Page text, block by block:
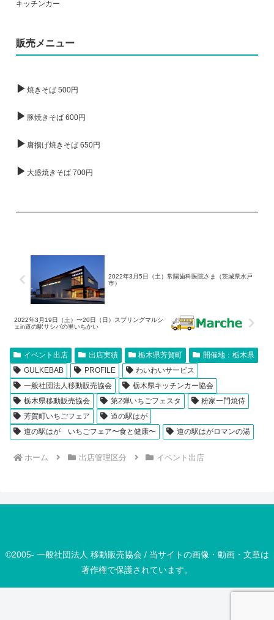
キッチンカー
販売メニュー
▶ 焼きそば 500円
▶ 豚焼きそば 600円
▶ 唐揚げ焼きそば 650円
▶ 大盛焼きそば 700円
2022年3月5日（土）常陽歯科医院さま（茨城県水戸
市）
2022年3月19日（土）〜20日（日）スプリングマルシ
ェin道の駅サシバの里いちかい
イベント出店 出店実績 栃木県芳賀町
開催地：栃木県
GULKEBAB
PROFILE
わいわいサービス
一般社団法人移動販売協会
栃木県キッチンカー協会
栃木県移動販売協会
第2弾いちごフェスタ
粉家一門焼侍
芳賀町いちごフェア
道の駅はが
道の駅はが いちごフェア〜食と健康〜
道の駅はがロマンの湯
ホーム 出店管理区分 イベント出店
©2005- 一般社団法人 移動販売協会 / 当サイトの画像・動画・文章は
著作権で保護されています。